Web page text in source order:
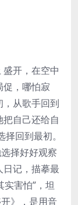
开，在空中
促，哪怕寂
从歌手回到
自己还给自
回到最初。
择好好观察
日记，描摹最
害怕”，坦
》，是用音